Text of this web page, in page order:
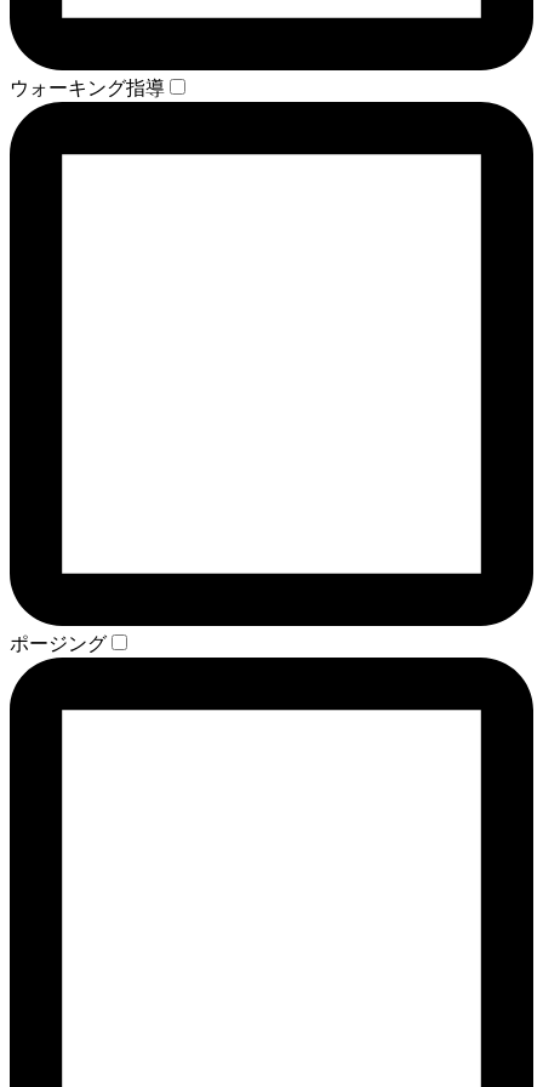
ウォーキング指導
ポージング